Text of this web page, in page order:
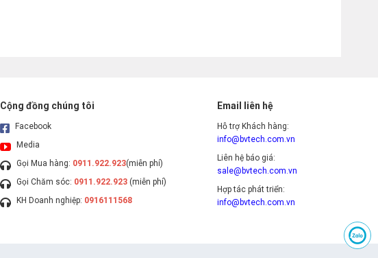
Cộng đồng chúng tôi
Facebook
Media
Gọi Mua hàng: 0911.922.923(miễn phí)
Gọi Chăm sóc: 0911.922.923 (miễn phí)
KH Doanh nghiệp: 0916111568
Email liên hệ
Hỗ trợ Khách hàng:
info@bvtech.com.vn
Liên hệ báo giá:
sale@bvtech.com.vn
Hợp tác phát triển:
info@bvtech.com.vn